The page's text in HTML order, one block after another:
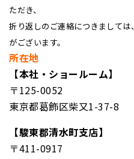
ただき、
折り返しのご連絡につきまして
がございます。
所在地
【本社・ショールーム】
〒125-0052
東京都葛飾区柴又1-37-8
【駿東郡清水町支店】
〒411-0917